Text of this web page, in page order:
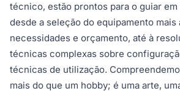
técnico, estão prontos para o guiar em
desde a seleção do equipamento mais
necessidades e orçamento, até à
técnicas complexas sobre
técnicas de utilização.
mais do que um hobby; é uma arte,